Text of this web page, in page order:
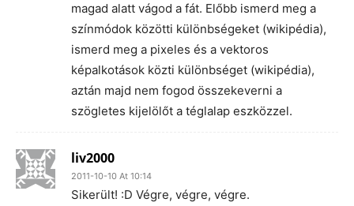
magad alatt vágod a fát. Előbb ismerd meg a
színmódok közötti különbségeket (wikipédia),
ismerd meg a pixeles és a vektoros
képalkotások közti különbséget (wikipédia),
aztán majd nem fogod összekeverni a
szögletes kijelölőt a téglalap eszközzel.
liv2000
2011-10-10 At 10:14
Sikerült! :D Végre, végre, végre.